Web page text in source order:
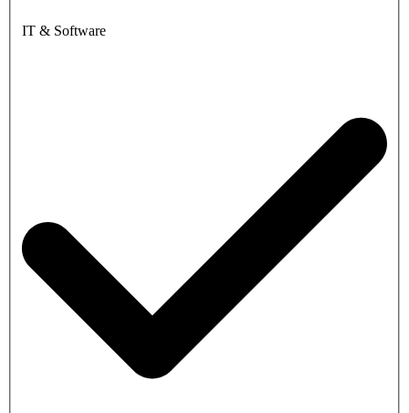
IT & Software